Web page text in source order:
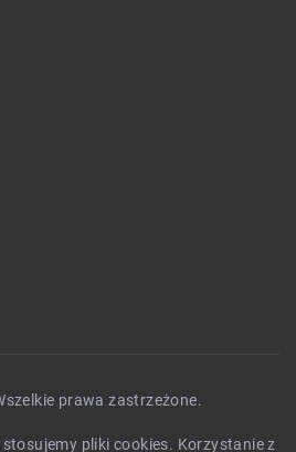
prawa zastrzeżone.
pliki cookies. Korzystanie z